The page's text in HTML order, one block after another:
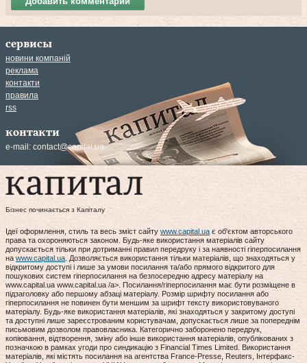
сервисы
новини компаній
реклама
контакти
правила
rss
контакти
e-mail: contact@capital.ua
Бізнес починається з Капіталу
Ідеї оформлення, стиль та весь зміст сайту www.capital.uaє об'єктом авторського
права та охороняються законом. Будь-яке використання матеріалів сайту
допускається тільки при дотриманні правил передруку і за наявності гіперпосилання
на www.capital.ua. Дозволяється використання тільки матеріалів, що знаходяться у
відкритому доступі і лише за умови посилання та/або прямого відкритого для
пошукових систем гіперпосилання на безпосередню адресу матеріалу на
www.capital.ua www.capital.ua /a>. Посилання/гіперпосилання має бути розміщене в
підзаголовку або першому абзаці матеріалу. Розмір шрифту посилання або
гіперпосилання не повинен бути меншим за шрифт тексту використовуваного
матеріалу. Будь-яке використання матеріалів, які знаходяться у закритому доступі
та доступні лише зареєстрованим користувачам, допускається лише за попереднім
письмовим дозволом правовласника. Категорично заборонено передрук,
копіювання, відтворення, зміну або інше використання матеріалів, опублікованих з
позначкою в рамках угоди про синдикацію з Financial Times Limited. Використання
матеріалів, які містять посилання на агентства France-Presse, Reuters, Інтерфакс-